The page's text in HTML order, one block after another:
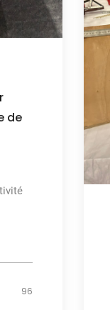
de
96